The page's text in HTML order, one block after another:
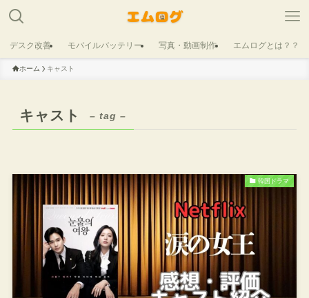
デスク改善 モバイルバッテリー 写真・動画制作 エムログとは？？
ホーム キャスト
キャスト – tag –
韓国ドラマ